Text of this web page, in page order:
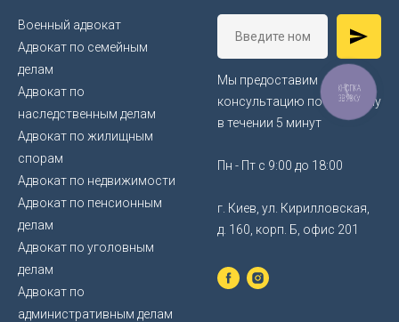
Военный адвокат
Адвокат по семейным
делам
Адвокат по
наследственным делам
Адвокат по жилищным
спорам
Адвокат по недвижимости
Адвокат по пенсионным
делам
Адвокат по уголовным
делам
Адвокат по
административным делам
Мы предоставим
консультацию по телефону
в течении 5 минут
Пн - Пт с 9:00 до 18:00
г. Киев, ул. Кирилловская,
д. 160, корп. Б, офис 201
КНОПКА
ЗВ'ЯЗКУ